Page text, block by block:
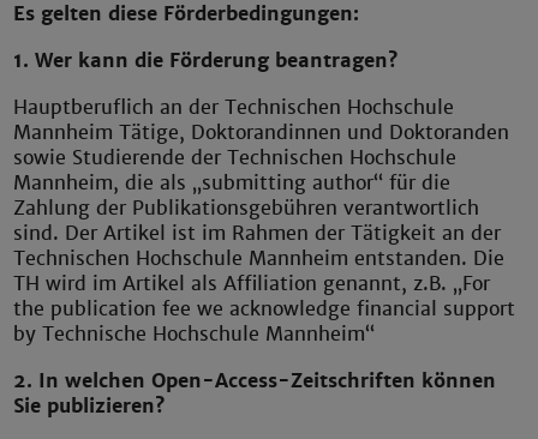
Es gelten diese Förderbedingungen:
1. Wer kann die Förderung beantragen?
Hauptberuflich an der Technischen Hochschule
Mannheim Tätige, Doktorandinnen und Doktoranden
sowie Studierende der Technischen Hochschule
Mannheim, die als „submitting author“ für die
Zahlung der Publikationsgebühren verantwortlich
sind. Der Artikel ist im Rahmen der Tätigkeit an der
Technischen Hochschule Mannheim entstanden. Die
TH wird im Artikel als Affiliation genannt, z.B. „For
the publication fee we acknowledge financial support
by Technische Hochschule Mannheim“
2. In welchen Open-Access-Zeitschriften können
Sie publizieren?